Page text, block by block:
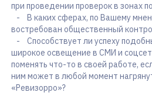
при проведении проверок в зонах
- В каких сферах, по Вашему
востребован общественный
- Способствует ли успеху
широкое освещение в СМИ и
поменять что-то в своей работе,
ним может в любой момент
«Ревизорро»?